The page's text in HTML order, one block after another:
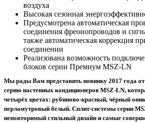
воздуха
Высокая сезонная
Предусмотрена автоматическая
соединения фреонопроводов и
также автоматическая коррекция
соединении
Реализована возможность
блоков серии Премиум MSZ-LN
Мы рады Вам представить новинку 2017 года
серию настенных кондиционеров MSZ-LN,
четырёх цветах: рубиново-красный, чёрный
перламутровый белый. Сплит-системы серии
неповторимый стильный дизайн и самые